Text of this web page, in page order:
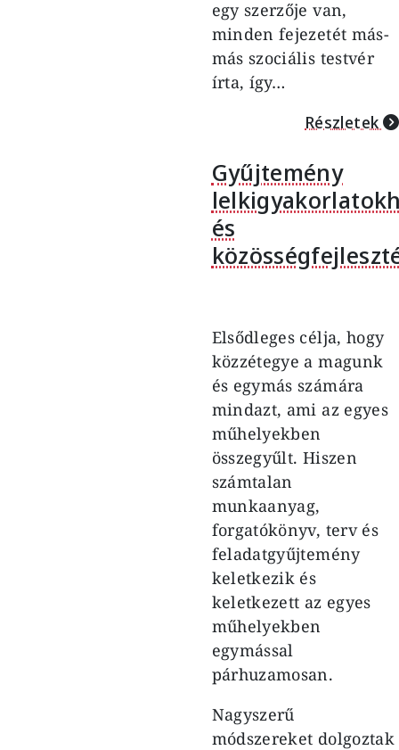
egy szerzője van,
minden fejezetét más-
más szociális testvér
írta, így…
Részletek
Gyűjtemény
és
Elsődleges célja, hogy
közzétegye a magunk
és egymás számára
mindazt, ami az egyes
műhelyekben
összegyűlt. Hiszen
számtalan
munkaanyag,
forgatókönyv, terv és
feladatgyűjtemény
keletkezik és
keletkezett az egyes
műhelyekben
egymással
párhuzamosan.
Nagyszerű
módszereket dolgoztak